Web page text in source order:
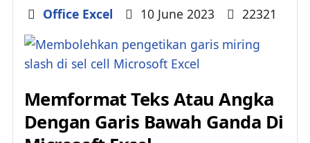
Details
Office Excel 10 June 2023 22321
Memformat Teks Atau Angka
Dengan Garis Bawah Ganda Di